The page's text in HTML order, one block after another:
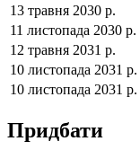
13 травня 2030 р.
11 листопада 2030 р.
12 травня 2031 р.
10 листопада 2031 р.
10 листопада 2031 р.
Придбати